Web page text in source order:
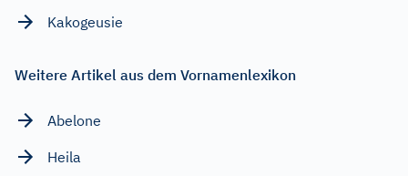
Kakogeusie
Weitere Artikel aus dem Vornamenlexikon
Abelone
Heila